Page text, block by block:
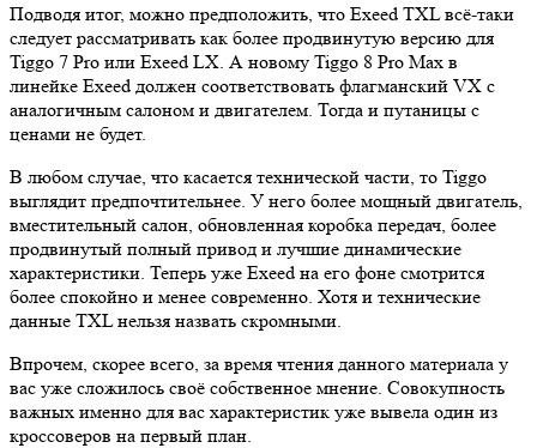
Подводя итог, можно предположить, что Exeed TXL всё-таки
следует рассматривать как более продвинутую версию для
Tiggo 7 Pro или Exeed LX. А новому Tiggo 8 Pro Max в
линейке Exeed должен соответствовать флагманский VX с
аналогичным салоном и двигателем. Тогда и путаницы с
ценами не будет.
В любом случае, что касается технической части, то Tiggo
выглядит предпочтительнее. У него более мощный двигатель,
вместительный салон, обновленная коробка передач, более
продвинутый полный привод и лучшие динамические
характеристики. Теперь уже Exeed на его фоне смотрится
более спокойно и менее современно. Хотя и технические
данные TXL нельзя назвать скромными.
Впрочем, скорее всего, за время чтения данного материала у
вас уже сложилось своё собственное мнение. Совокупность
важных именно для вас характеристик уже вывела один из
кроссоверов на первый план.